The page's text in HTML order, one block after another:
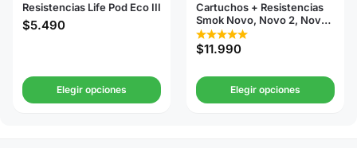
Resistencias Life Pod Eco III
$5.490
Elegir opciones
Cartuchos + Resistencias
Smok Novo, Novo 2, Novo
3, Novo 2s
$11.990
Elegir opciones